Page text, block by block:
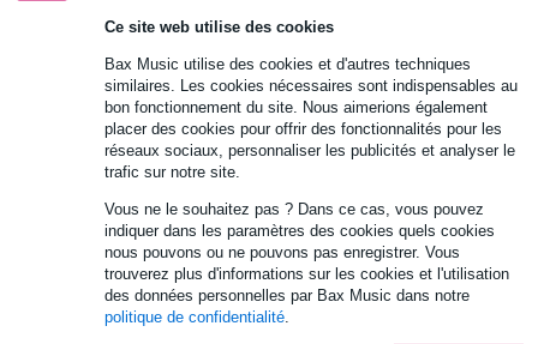
Ce site web utilise des cookies
Bax Music utilise des cookies et d'autres techniques
similaires. Les cookies nécessaires sont indispensables au
bon fonctionnement du site. Nous aimerions également
placer des cookies pour offrir des fonctionnalités pour les
réseaux sociaux, personnaliser les publicités et analyser le
trafic sur notre site.
Vous ne le souhaitez pas ? Dans ce cas, vous pouvez
indiquer dans les paramètres des cookies quels cookies
nous pouvons ou ne pouvons pas enregistrer. Vous
trouverez plus d'informations sur les cookies et l'utilisation
des données personnelles par Bax Music dans notre
politique de confidentialité.
mixage
2 989 €
En stock
Ajouter au panier
2 avis
Dynacord PowerMate 600 MK3 table de
mixage amplifiée